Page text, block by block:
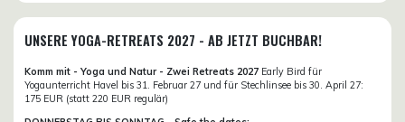
UNSERE YOGA-RETREATS 2027 - AB JETZT BUCHBAR!
Komm mit - Yoga und Natur - Zwei Retreats 2027 Early Bird für
Yogaunterricht Havel bis 31. Februar 27 und für Stechlinsee bis 30. April 27:
175 EUR (statt 220 EUR regulär)